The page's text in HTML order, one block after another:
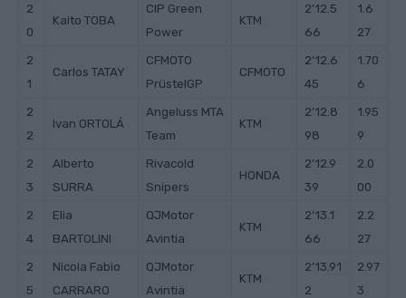
2
0
Kaito TOBA
CIP Green
Power
KTM
2’12.5
66
1.6
27
2
1
Carlos TATAY
CFMOTO
PrüstelGP
CFMOTO
2’12.6
45
1.70
6
2
2
Ivan ORTOLÁ
Angeluss MTA
Team
KTM
2’12.8
98
1.95
9
2
3
Alberto
SURRA
Rivacold
Snipers
HONDA
2’12.9
39
2.0
00
2
4
Elia
BARTOLINI
QJMotor
Avintia
KTM
2’13.1
66
2.2
27
2
5
Nicola Fabio
CARRARO
QJMotor
Avintia
KTM
2’13.91
2
2.97
3